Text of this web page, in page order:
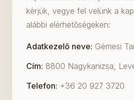
kérjük, vegye fel velünk a
alábbi elérhetőségeken:
Adatkezelő neve: Gémesi
Cím: 8800 Nagykanizsa,
Telefon: +36 20 927 3720